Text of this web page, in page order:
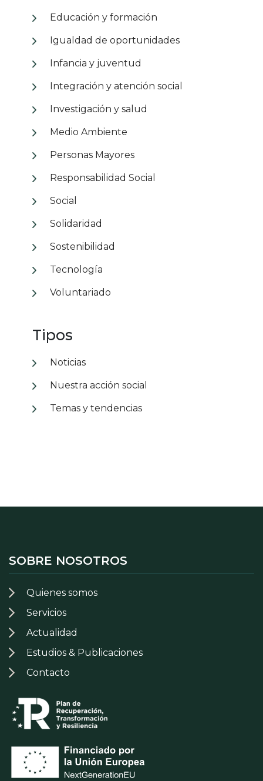
Educación y formación
Igualdad de oportunidades
Infancia y juventud
Integración y atención social
Investigación y salud
Medio Ambiente
Personas Mayores
Responsabilidad Social
Social
Solidaridad
Sostenibilidad
Tecnología
Voluntariado
Tipos
Noticias
Nuestra acción social
Temas y tendencias
SOBRE NOSOTROS
Quienes somos
Servicios
Actualidad
Estudios & Publicaciones
Contacto